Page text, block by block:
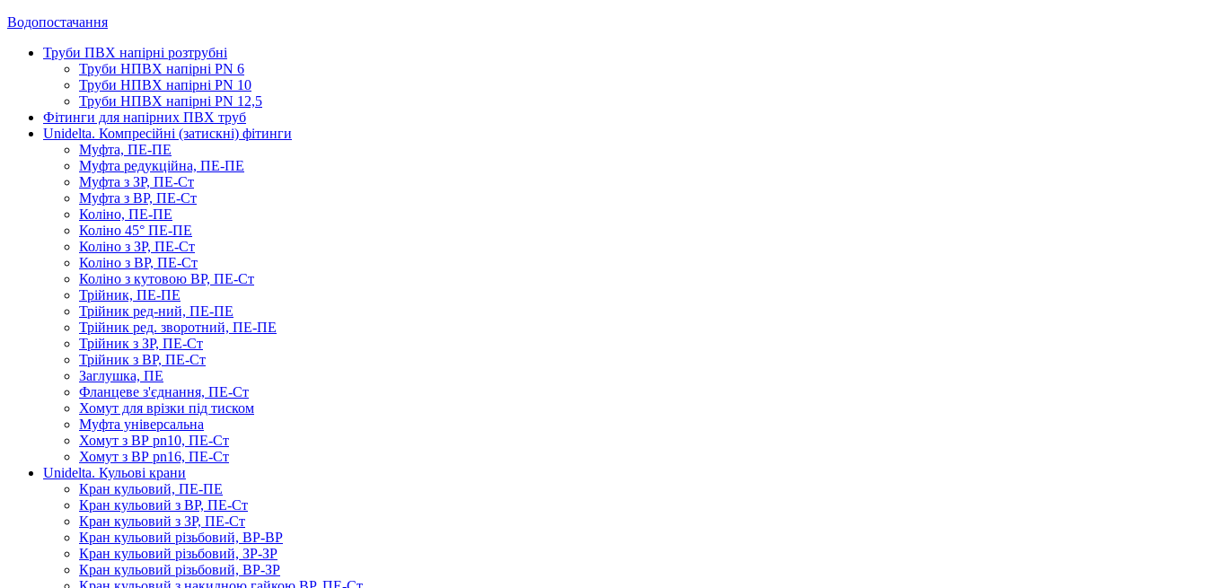
Водопостачання
Труби ПВХ напірні розтрубні
Труби НПВХ напірні PN 6
Труби НПВХ напірні PN 10
Труби НПВХ напірні PN 12,5
Фітинги для напірних ПВХ труб
Unidelta. Компресійні (затискні) фітинги
Муфта, ПЕ-ПЕ
Муфта редукційна, ПЕ-ПЕ
Муфта з ЗР, ПЕ-Ст
Муфта з ВР, ПЕ-Ст
Коліно, ПЕ-ПЕ
Коліно 45° ПЕ-ПЕ
Коліно з ЗР, ПЕ-Ст
Коліно з ВР, ПЕ-Ст
Коліно з кутовою ВР, ПЕ-Ст
Трійник, ПЕ-ПЕ
Трійник ред-ний, ПЕ-ПЕ
Трійник ред. зворотний, ПЕ-ПЕ
Трійник з ЗР, ПЕ-Ст
Трійник з ВР, ПЕ-Ст
Заглушка, ПЕ
Фланцеве з'єднання, ПЕ-Ст
Хомут для врізки під тиском
Муфта універсальна
Хомут з ​​ВР pn10, ПЕ-Ст
Хомут з ВР pn16, ПЕ-Ст
Unidelta. Кульові крани
Кран кульовий, ПЕ-ПЕ
Кран кульовий з ВР, ПЕ-Ст
Кран кульовий з ЗР, ПЕ-Ст
Кран кульовий різьбовий, ВР-ВР
Кран кульовий різьбовий, ЗР-ЗР
Кран кульовий різьбовий, ВР-ЗР